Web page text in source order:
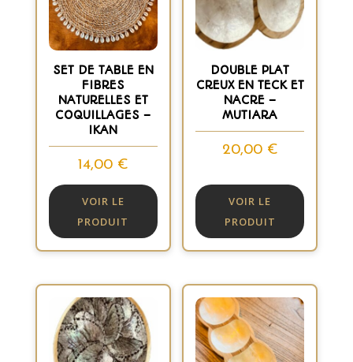
SET DE TABLE EN
FIBRES
NATURELLES ET
COQUILLAGES –
IKAN
14,00 €
VOIR LE
PRODUIT
DOUBLE PLAT
CREUX EN TECK ET
NACRE –
MUTIARA
20,00 €
VOIR LE
PRODUIT